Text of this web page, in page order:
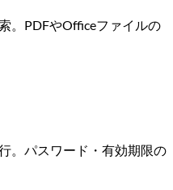
。PDFやOfficeファイルの
。パスワード・有効期限の